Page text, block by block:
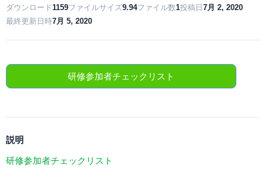
ダウンロード1159ファイルサイズ9.94ファイル数1投稿日 7月 2, 2020
最終更新日時7月 5, 2020
研修参加者チェックリスト
説明
研修参加者チェックリスト